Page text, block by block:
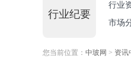
行业纪要
行业
市场
您当前位置： 中玻网 > 资讯